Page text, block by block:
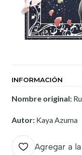
INFORMACIÓN
Nombre original:
Autor: Kaya Azuma
Agregar a